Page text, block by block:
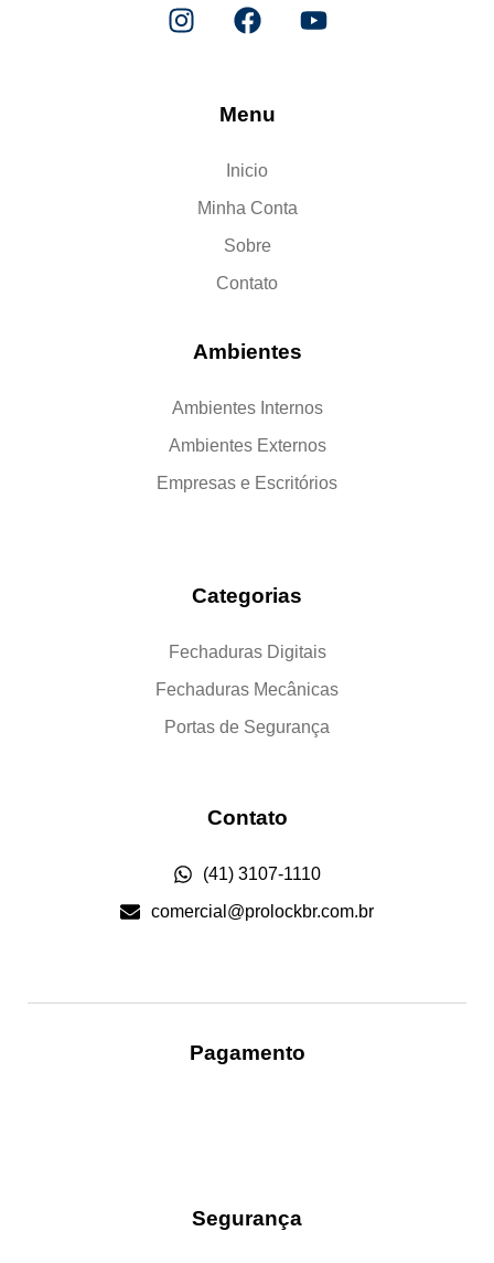
Menu
Inicio
Minha Conta
Sobre
Contato
Ambientes
Ambientes Internos
Ambientes Externos
Empresas e Escritórios
Categorias
Fechaduras Digitais
Fechaduras Mecânicas
Portas de Segurança
Contato
(41) 3107-1110
comercial@prolockbr.com.br
Pagamento
Segurança